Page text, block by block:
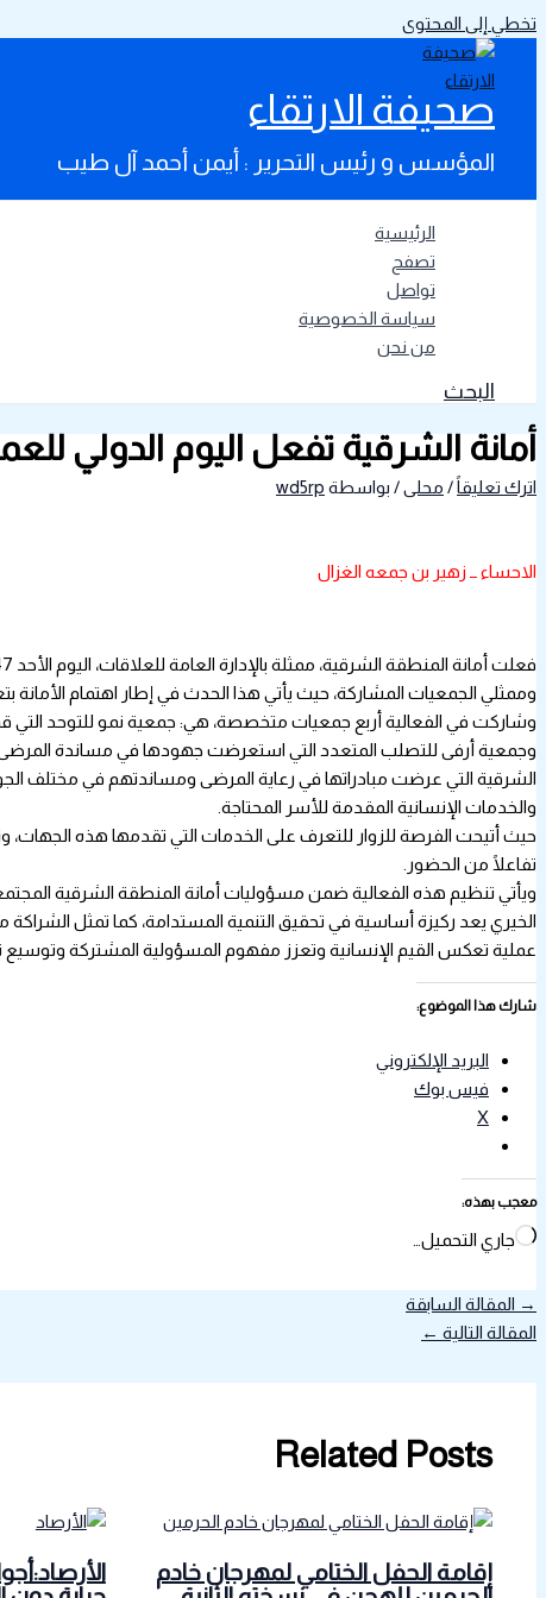
تخطي إلى المحتوى
صحيفة الارتقاء
المؤسس و رئيس التحرير : أيمن أحمد آل طيب
الرئيسية
تصفح
تواصل
سياسة الخصوصية
من نحن
البحث
أمانة الشرقية تفعل اليوم الدولي
اترك تعليقاً/ محلى/ بواسطة wd5rp
الاحساء ــ زهير بن جمعه الغزال
وممثلي الجمعيات المشاركة، حيث يأتي هذا الحدث في إطار اهتمام الأمانة
وشاركت في الفعالية أربع جمعيات متخصصة، هي: جمعية نمو للتوحد التي
وجمعية أرفى للتصلب المتعدد التي استعرضت جهودها في مساندة المرضى
الشرقية التي عرضت مبادراتها في رعاية المرضى ومساندتهم في مختلف
والخدمات الإنسانية المقدمة للأسر المحتاجة.
حيث أتيحت الفرصة للزوار للتعرف على الخدمات التي تقدمها هذه الجهات،
تفاعلًا من الحضور.
ويأتي تنظيم هذه الفعالية ضمن مسؤوليات أمانة المنطقة الشرقية
الخيري يعد ركيزة أساسية في تحقيق التنمية المستدامة، كما تمثل
عملية تعكس القيم الإنسانية وتعزز مفهوم المسؤولية المشتركة
شارك هذا الموضوع:
البريد الإلكتروني
فيس بوك
X
معجب بهذه:
جاري التحميل…
→ المقالة السابقة
المقالة التالية ←
Related Posts
إقامة الحفل الختامي لمهرجان خادم